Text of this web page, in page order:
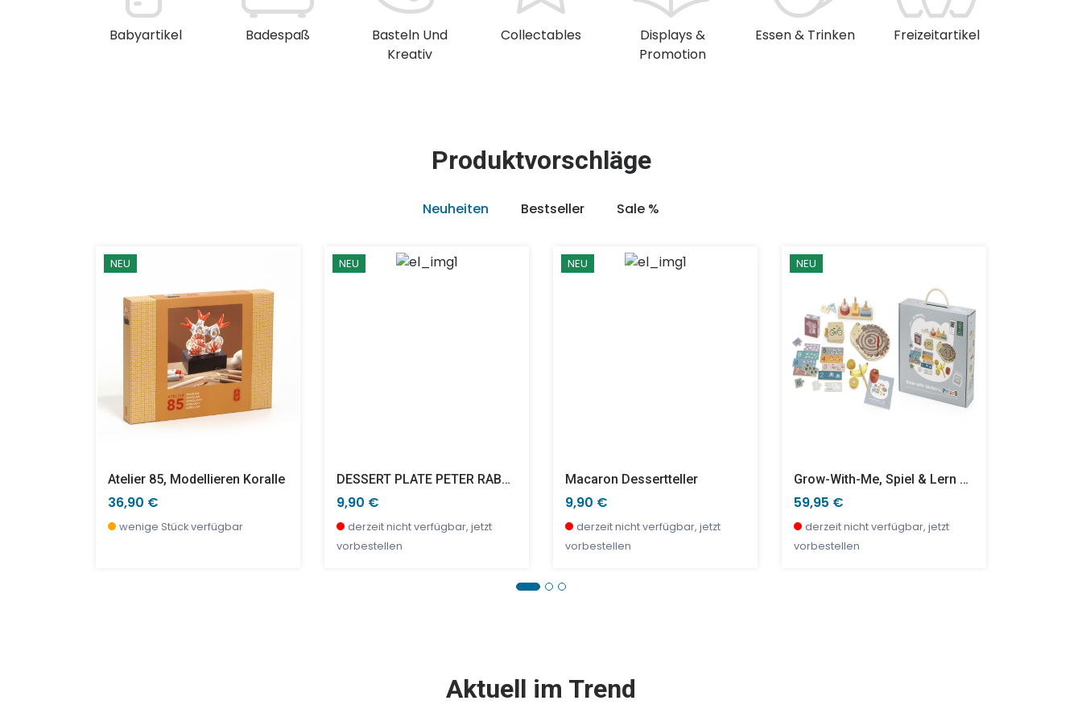
Babyartikel Badespaß
Basteln Und
Kreativ
Collectables
Displays &
Promotion
Essen & Trinken Freizeitartikel
Produktvorschläge
Neuheiten Bestseller Sale %
NEU
Atelier 85, Modellieren Koralle
36,90 €
wenige Stück verfügbar
NEU
DESSERT PLATE PETER RABBIT SLED CHRISTMAS
9,90 €
derzeit nicht verfügbar, jetzt
vorbestellen
NEU
Macaron Dessertteller
9,90 €
derzeit nicht verfügbar, jetzt
vorbestellen
NEU
Grow-With-Me, Spiel & Lern Box – Kleine Denker
59,95 €
derzeit nicht verfügbar, jetzt
vorbestellen
Aktuell im Trend